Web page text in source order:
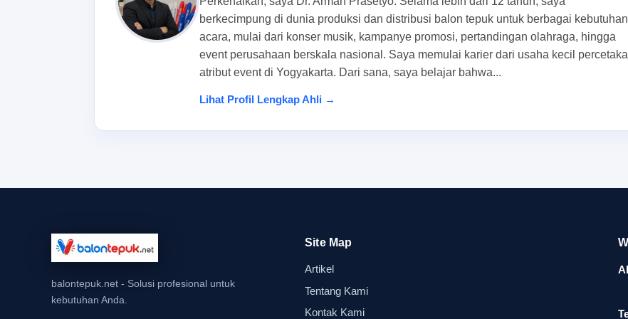
Untuk anak sekolah dasar hingga menengah, ukuran balon tepuk yang tidak terlalu panjang biasanya lebih
bisa menggenggamnya dengan nyaman tanpa perlu memegang terlalu kuat. Ukuran yang proporsional juga
memudahkan saat balon dibagikan dalam jumlah banyak, karena tidak memakan ruang penyimpanan
jumlah pembelian sesuai dengan peserta dan cadangan. Dengan begitu, Anda tidak hanya hemat anggaran,
mengurangi risiko stok datang terlambat dari supplier yang kurang siap. Perencanaan seperti ini sangat
Bentuk yang aman dan tidak mengganggu saat dibawa di keramaian
pada pakaian atau dekorasi. Di area keramaian, bentuk yang terlalu rumit bisa membuat anak lebih mudah
teman di sebelahnya atau kesulitan saat bergerak mengikuti kegiatan panggung.
Untuk event sekolah, bentuk yang ringkas biasanya lebih efektif karena mudah dibagikan, mudah disimpan,
merepotkan saat dibawa pulang. Ini juga cocok untuk kebutuhan souvenir event dan alat dukung event lain
berkecimpung di dunia produksi dan distribusi balon tepuk untuk berbagai kebutuhan
acara, mulai dari konser musik, kampanye promosi, pertandingan olahraga, hingga
event perusahaan berskala nasional. Saya memulai karier dari usaha kecil
atribut event di Yogyakarta. Dari sana, saya belajar bahwa...
Lihat Profil Lengkap Ahli →
balontepuk.net - Solusi profesional untuk
kebutuhan Anda.
Site Map
Artikel
Tentang Kami
Kontak Kami